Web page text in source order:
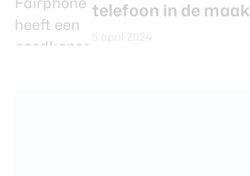
telefoon in de maak